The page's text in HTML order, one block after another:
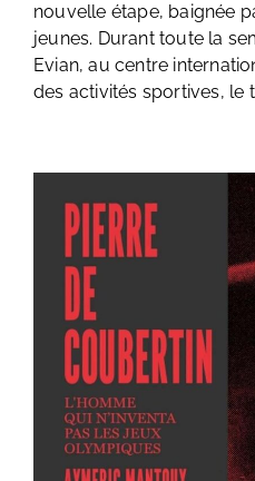
nouvelle étape, baignée
jeunes. Durant toute la
Evian, au centre
des activités sportives, le